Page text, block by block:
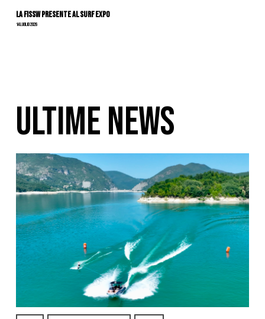
La FISSW presente al Surf Expo
14 Luglio 2026
ULTIME NEWS